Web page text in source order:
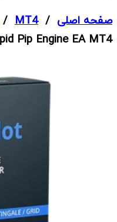
looking
for?
صفحه اصلی /
MT4
Pip Engine EA MT4